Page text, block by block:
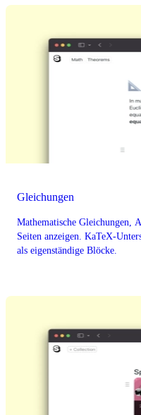
Gleichungen
Mathematische Gleichungen,
Seiten anzeigen. KaTeX-
als eigenständige Blöcke.